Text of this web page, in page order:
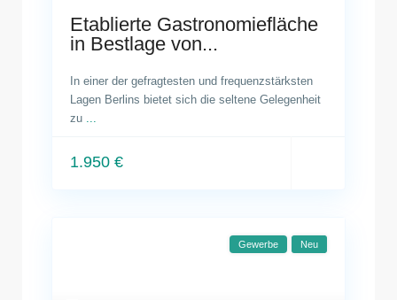
Etablierte Gastronomiefläche
in Bestlage von...
In einer der gefragtesten und frequenzstärksten
Lagen Berlins bietet sich die seltene Gelegenheit
zu
1.950 €
Gewerbe Neu